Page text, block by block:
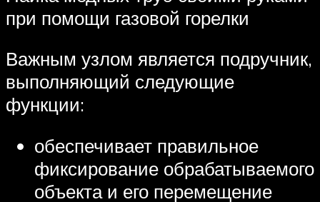
при помощи газовой горелки
Важным узлом является подручник,
выполняющий следующие
функции:
обеспечивает правильное
фиксирование обрабатываемого
объекта и его перемещение